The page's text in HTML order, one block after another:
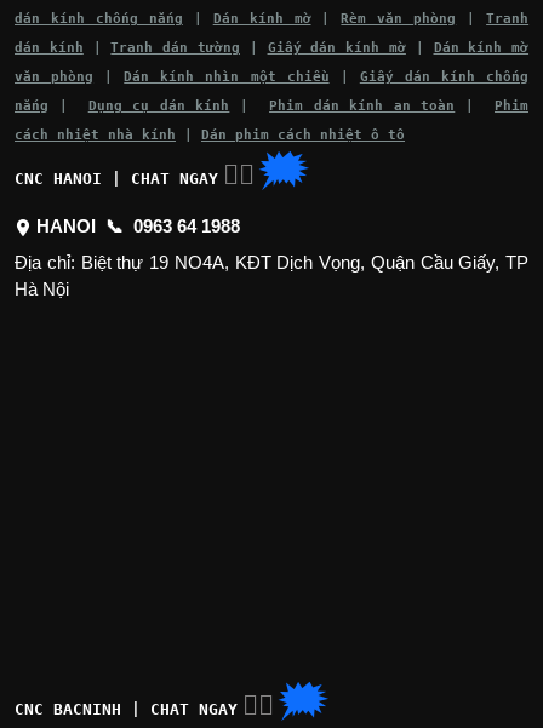
dán kính chống nắng
Dán kính mờ |Rèm văn phòng |Tranh
dán kính
Tranh dán tường Giấy dán kính mờ
Dán kính mờ
văn phòng
|Dán kính nhìn một chiều
Giấy dán kính chống
nắng
Dụng cụ dán kính Phim dán kính an toàn
Phim
cách nhiệt nhà kính
Dán phim cách nhiệt ô tô
CNC HANOI | CHAT NGAY 👉🏽 🗯
HANOI 📞 0963 64 1988
Địa chỉ: Biệt thự 19 NO4A, KĐT Dịch Vọng, Quận Cầu Giấy, TP
Hà Nội
CNC BACNINH | CHAT NGAY 👉🏽 🗯